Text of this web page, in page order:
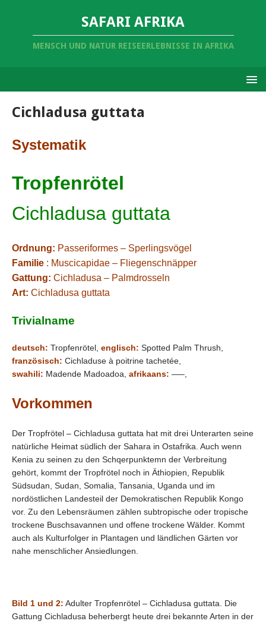
SAFARI AFRIKA
MENSCH UND NATUR REISEERLEBNISSE IN AFRIKA
Cichladusa guttata
Systematik
Tropfenrötel
Cichladusa guttata
Ordnung: Passeriformes – Sperlingsvögel
Familie : Muscicapidae – Fliegenschnäpper
Gattung: Cichladusa – Palmdrosseln
Art: Cichladusa guttata
Trivialname
deutsch: Tropfenrötel, englisch: Spotted Palm Thrush,
französisch: Cichladuse à poitrine tachetée,
swahili: Madende Madoadoa, afrikaans: —–,
Vorkommen
Der Tropfrötel – Cichladusa guttata hat mit drei Unterarten seine
natürliche Heimat südlich der Sahara in Ostafrika. Auch wenn
Kenia zu seinen zu den Schqerpunktemn der Verbreitung
gehört, kommt der Tropfrötel noch in Äthiopien, Republik
Südsudan, Sudan, Somalia, Tansania, Uganda und im
nordöstlichen Landesteil der Demokratischen Republik Kongo
vor. Zu den Lebensräumen zählen subtropische oder tropische
trockene Buschsavannen und offene trockene Wälder. Kommt
auch als Kulturfolger in Plantagen und ländlichen Gärten vor
nahe menschlicher Ansiedlungen.
Bild 1 und 2: Adulter Tropfenrötel – Cichladusa guttata. Die
Gattung Cichladusa beherbergt heute drei bekannte Arten in der